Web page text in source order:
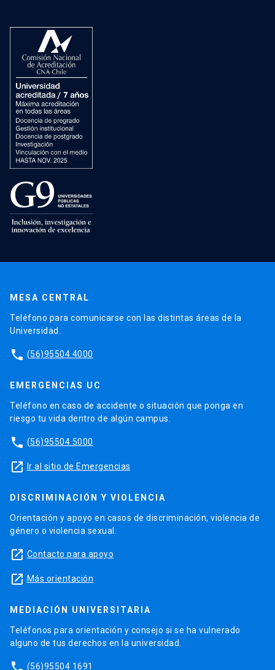
MESA CENTRAL
Teléfono para comunicarse con las distintas áreas de la
Universidad.
phone (56)95504 4000
EMERGENCIAS UC
Teléfono en caso de accidente o situación que ponga en
riesgo tu vida dentro de algún campus.
phone (56)95504 5000
launch Ir al sitio de Emergencias
DISCRIMINACIÓN Y VIOLENCIA
Orientación y apoyo en casos de discriminación, violencia de
género o violencia sexual.
launch Contacto para apoyo
launch Más orientación
MEDIACIÓN UNIVERSITARIA
Teléfonos para orientación y consejo si se ha vulnerado
alguno de tus derechos en la universidad.
(56)95504 1691